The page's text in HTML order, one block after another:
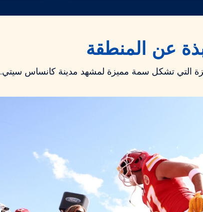
عن المنطقة
التي تشكل سمة مميزة لمشهد مدينة كانساس سيتي.